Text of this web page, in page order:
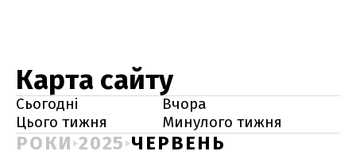
Карта сайту
Сьогодні
Вчора
Цього тижня
Минулого тижня
РОКИ 2025 ЧЕРВЕНЬ